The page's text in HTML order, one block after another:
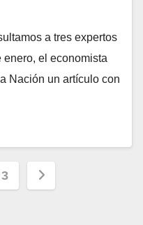
a tres expertos
el economista
Nación un artículo con
3